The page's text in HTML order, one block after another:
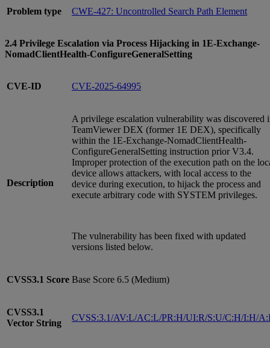
Problem type CWE-427: Uncontrolled Search Path Element
2.4 Privilege Escalation via Process Hijacking in 1E-Exchange-
NomadClientHealth-ConfigureGeneralSetting
CVE-ID CVE-2025-64995
Description
A privilege escalation vulnerability was discovered
TeamViewer DEX (former 1E DEX), specifically
within the 1E-Exchange-NomadClientHealth-
ConfigureGeneralSetting instruction prior V3.4.
Improper protection of the execution path on the
device allows attackers, with local access to the
device during execution, to hijack the process and
execute arbitrary code with SYSTEM privileges.
The vulnerability has been fixed with updated
versions listed below.
CVSS3.1 Score Base Score 6.5 (Medium)
CVSS3.1
Vector String
CVSS:3.1/AV:L/AC:L/PR:H/UI:R/S:U/C:H/I:H/